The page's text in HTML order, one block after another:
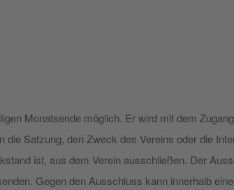
Monatsende möglich. Er wird mit dem
die Satzung, den Zweck des Vereins oder die
ist, aus dem Verein ausschließen. Der
Gegen den Ausschluss kann innerhalb